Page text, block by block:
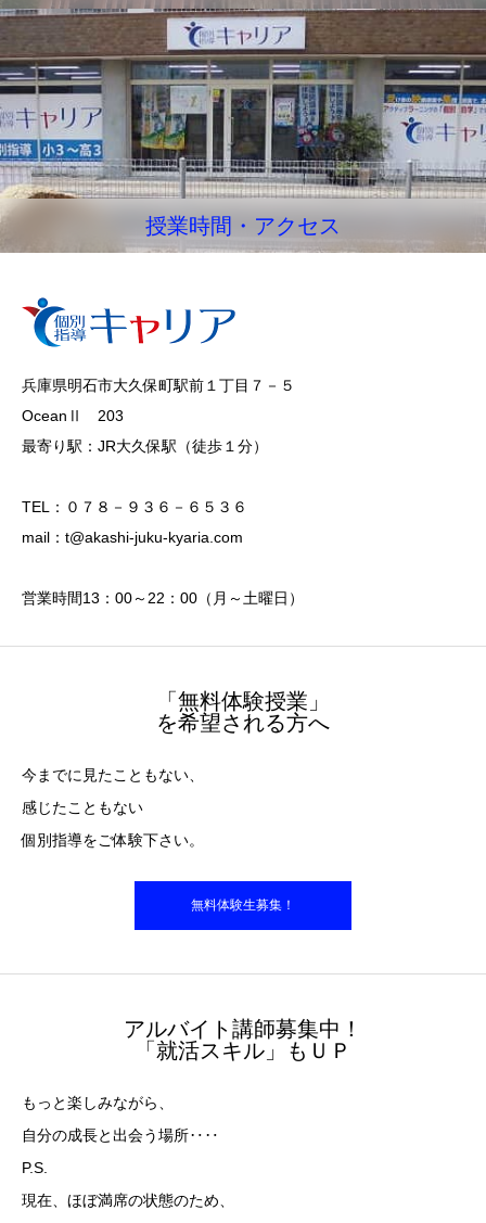
授業時間・アクセス
兵庫県明石市大久保町駅前１丁目７－５
OceanⅡ 203
最寄り駅：JR大久保駅（徒歩１分）
TEL：０７８－９３６－６５３６
mail：t@akashi-juku-kyaria.com
営業時間13：00～22：00（月～土曜日）
「無料体験授業」
を希望される方へ
今までに見たこともない、
感じたこともない
個別指導をご体験下さい。
無料体験生募集！
アルバイト講師募集中！
「就活スキル」もＵＰ
もっと楽しみながら、
自分の成長と出会う場所‥‥
P.S.
現在、ほぼ満席の状態のため、